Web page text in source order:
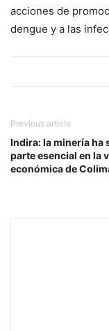
acciones de
dengue y a las
Previous article
Indira: la minería ha
parte esencial en la
económica de